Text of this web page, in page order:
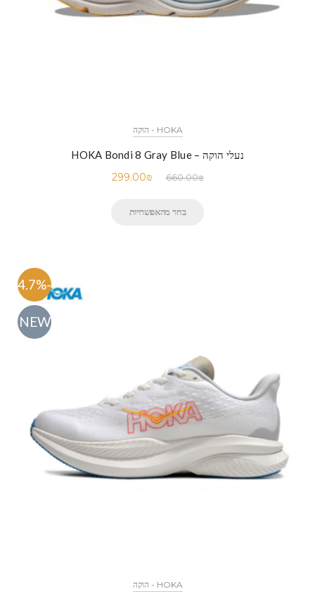
HOKA - הוקה
נעלי הוקה – HOKA Bondi 8 Gray Blue
660.00₪
299.00₪
בחר מהאפשרויות
-54.7%
NEW
HOKA - הוקה